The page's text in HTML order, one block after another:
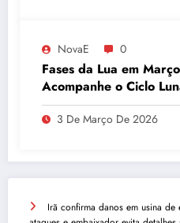
NovaE 0
Fases da Lua em
Acompanhe o Ciclo
3 De Março De 2026
Irã confirma danos em usina